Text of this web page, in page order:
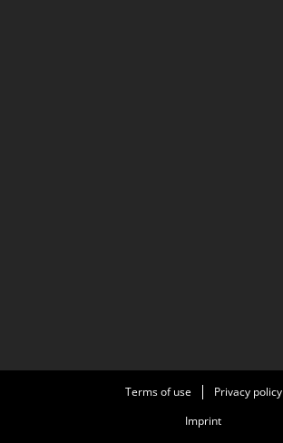
Terms of use
Privacy policy
Imprint